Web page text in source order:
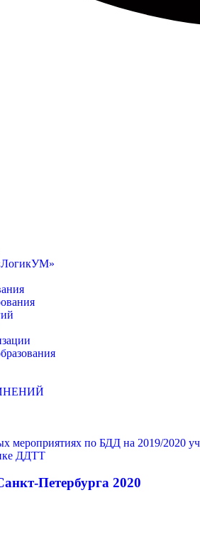
мероприятиях по БДД на 2019/2020
ДДТТ
Петербурга 2020